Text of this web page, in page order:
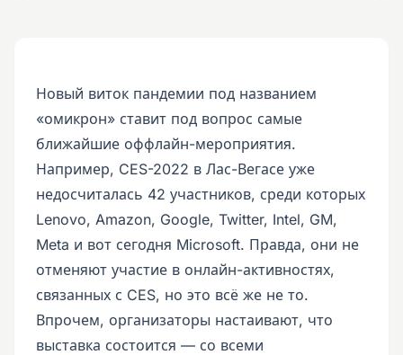
Новый виток пандемии под названием
«омикрон» ставит под вопрос самые
ближайшие оффлайн-мероприятия.
Например, CES-2022 в Лас-Вегасе уже
недосчиталась 42 участников, среди которых
Lenovo, Amazon, Google, Twitter, Intel, GM,
Meta и вот сегодня Microsoft. Правда, они не
отменяют участие в онлайн-активностях,
связанных с CES, но это всё же не то.
Впрочем, организаторы настаивают, что
выставка состоится — со всеми